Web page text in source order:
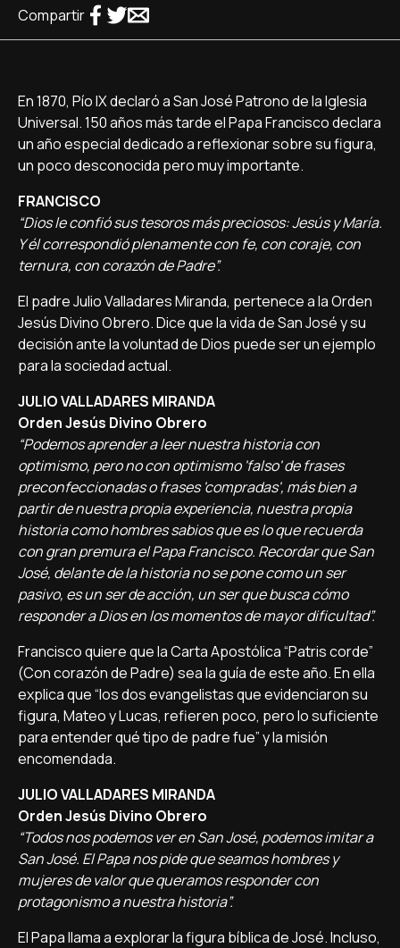
Compartir
En 1870, Pío IX declaró a San José Patrono de la Iglesia
Universal. 150 años más tarde el Papa Francisco declara
un año especial dedicado a reflexionar sobre su figura,
un poco desconocida pero muy importante.
FRANCISCO
“Dios le confió sus tesoros más preciosos: Jesús y María.
Y él correspondió plenamente con fe, con coraje, con
ternura, con corazón de Padre”.
El padre Julio Valladares Miranda, pertenece a la Orden
Jesús Divino Obrero. Dice que la vida de San José y su
decisión ante la voluntad de Dios puede ser un ejemplo
para la sociedad actual.
JULIO VALLADARES MIRANDA
Orden Jesús Divino Obrero
“Podemos aprender a leer nuestra historia con
optimismo, pero no con optimismo 'falso' de frases
preconfeccionadas o frases 'compradas', más bien a
partir de nuestra propia experiencia, nuestra propia
historia como hombres sabios que es lo que recuerda
con gran premura el Papa Francisco. Recordar que San
José, delante de la historia no se pone como un ser
pasivo, es un ser de acción, un ser que busca cómo
responder a Dios en los momentos de mayor dificultad”.
Francisco quiere que la Carta Apostólica “Patris corde”
(Con corazón de Padre) sea la guía de este año. En ella
explica que “los dos evangelistas que evidenciaron su
figura, Mateo y Lucas, refieren poco, pero lo suficiente
para entender qué tipo de padre fue” y la misión
encomendada.
JULIO VALLADARES MIRANDA
Orden Jesús Divino Obrero
“Todos nos podemos ver en San José, podemos imitar a
San José. El Papa nos pide que seamos hombres y
mujeres de valor que queramos responder con
protagonismo a nuestra historia”.
El Papa llama a explorar la figura bíblica de José. Incluso,